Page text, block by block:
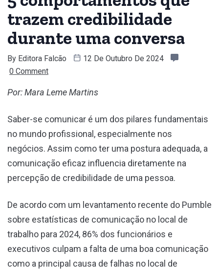
trazem credibilidade
durante uma conversa
By Editora Falcão
12 De Outubro De 2024
0 Comment
Por: Mara Leme Martins
Saber-se comunicar é um dos pilares fundamentais
no mundo profissional, especialmente nos
negócios. Assim como ter uma postura adequada, a
comunicação eficaz influencia diretamente na
percepção de credibilidade de uma pessoa.
De acordo com um levantamento recente do Pumble
sobre estatísticas de comunicação no local de
trabalho para 2024, 86% dos funcionários e
executivos culpam a falta de uma boa comunicação
como a principal causa de falhas no local de